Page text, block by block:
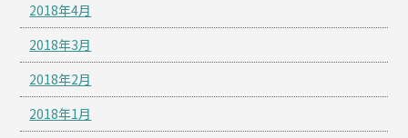
2018年4月
2018年3月
2018年2月
2018年1月